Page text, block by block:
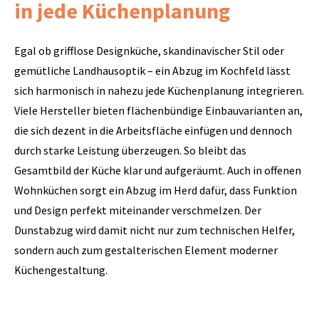
in jede Küchenplanung
Egal ob grifflose Designküche, skandinavischer Stil oder
gemütliche Landhausoptik – ein Abzug im Kochfeld lässt
sich harmonisch in nahezu jede Küchenplanung integrieren.
Viele Hersteller bieten flächenbündige Einbauvarianten an,
die sich dezent in die Arbeitsfläche einfügen und dennoch
durch starke Leistung überzeugen. So bleibt das
Gesamtbild der Küche klar und aufgeräumt. Auch in offenen
Wohnküchen sorgt ein Abzug im Herd dafür, dass Funktion
und Design perfekt miteinander verschmelzen. Der
Dunstabzug wird damit nicht nur zum technischen Helfer,
sondern auch zum gestalterischen Element moderner
Küchengestaltung.